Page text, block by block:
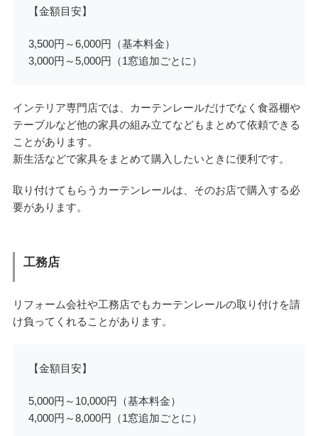
【金額目安】
3,500円～6,000円（基本料金）
3,000円～5,000円（1窓追加ごとに）
インテリア専門店では、カーテンレールだけでなく食器棚や
テーブルなど他の家具の組み立てなどもまとめて依頼できる
ことがあります。
新生活などで家具をまとめて購入したいときに便利です。
取り付けてもらうカーテンレールは、そのお店で購入する必
要があります。
工務店
リフォーム会社や工務店でもカーテンレールの取り付けを請
け負ってくれることがあります。
【金額目安】
5,000円～10,000円（基本料金）
4,000円～8,000円（1窓追加ごとに）